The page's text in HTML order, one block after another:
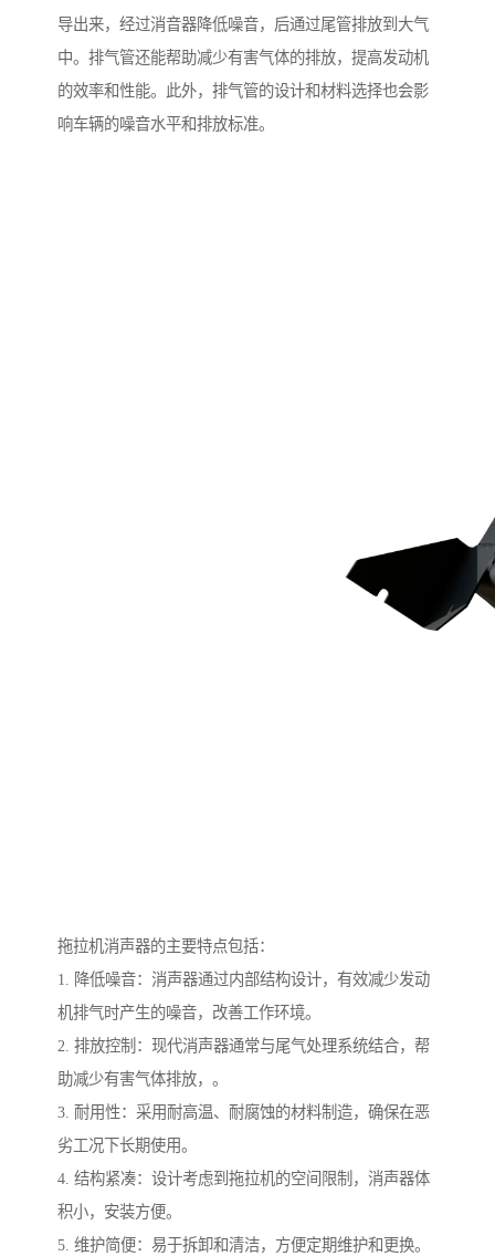
导出来，经过消音器降低噪音，后通过尾管排放到大气
中。排气管还能帮助减少有害气体的排放，提高发动机
的效率和性能。此外，排气管的设计和材料选择也会影
响车辆的噪音水平和排放标准。
拖拉机消声器的主要特点包括：
1. 降低噪音：消声器通过内部结构设计，有效减少发动
机排气时产生的噪音，改善工作环境。
2. 排放控制：现代消声器通常与尾气处理系统结合，帮
助减少有害气体排放，。
3. 耐用性：采用耐高温、耐腐蚀的材料制造，确保在恶
劣工况下长期使用。
4. 结构紧凑：设计考虑到拖拉机的空间限制，消声器体
积小，安装方便。
5. 维护简便：易于拆卸和清洁，方便定期维护和更换。